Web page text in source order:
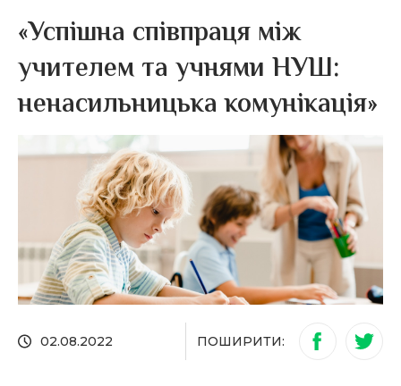
«Успішна співпраця між
учителем та учнями НУШ:
ненасильницька комунікація»
02.08.2022 ПОШИРИТИ: